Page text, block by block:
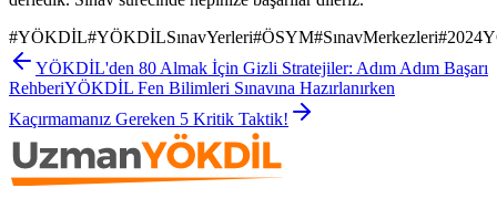
#YÖKDİL#YÖKDİLSınavYerleri#ÖSYM#SınavMerkezleri#
YÖKDİL'den 80 Almak İçin Gizli Stratejiler: Adım Adım Başarı
RehberiYÖKDİL Fen Bilimleri Sınavına Hazırlanırken
Kaçırmamanız Gereken 5 Kritik Taktik!